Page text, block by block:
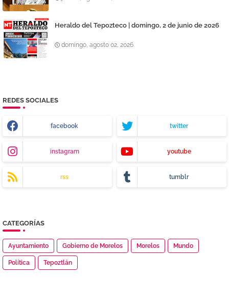
Heraldo del Tepozteco | domingo, 2 de junio de 2026
domingo, agosto 02, 2026
REDES SOCIALES
facebook twitter
instagram youtube
rss tumblr
CATEGORÍAS
Ayuntamiento Gobierno de Morelos Morelos Mundo
Política Tepoztlán